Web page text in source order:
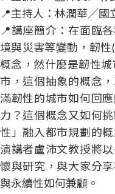
📍主持人：林潤華／
📍講座簡介：在面臨
境與災害等變動，韌
概念，然什麼是韌性
市，這個抽象的概念
滿韌性的城市如何回
力？這個概念又如何
性」融入都市規劃的
演講者盧沛文教授將
懷與研究，與大家分
與永續性如何兼顧。